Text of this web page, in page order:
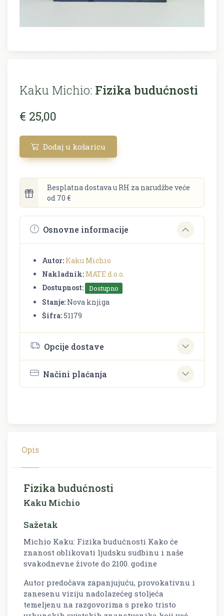
Kaku Michio: Fizika budućnosti
€ 25,00
Dodaj u košaricu
Besplatna dostava u RH za narudžbe veće
od 70 €
Osnovne informacije
Autor: Kaku Michio
Nakladnik: MATE d.o.o.
Dostupnost:
Dostupno
Stanje: Nova knjiga
Šifra:51179
Opcije dostave
Načini plaćanja
Opis
Fizika budućnosti
Kaku Michio
Sažetak
Michio Kaku: Fizika budućnosti Kako će
znanost oblikovati ljudsku sudbinu i naše
svakodnevne živote do 2100. godine
Autor predočava zapanjujuću, provokativnu i
zanesenu viziju nadolazećeg stoljeća
temeljenu na razgovorima s preko tristo